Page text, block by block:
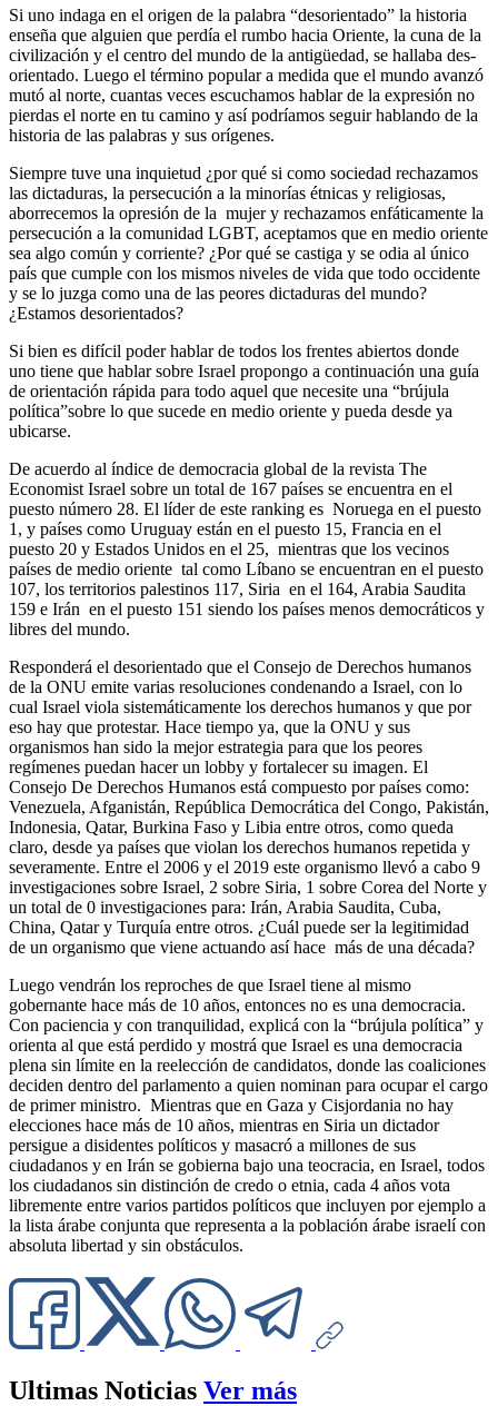
Si uno indaga en el origen de la palabra “desorientado” la historia
enseña que alguien que perdía el rumbo hacia Oriente, la cuna de la
civilización y el centro del mundo de la antigüedad, se hallaba des-
orientado. Luego el término popular a medida que el mundo avanzó
mutó al norte, cuantas veces escuchamos hablar de la expresión no
pierdas el norte en tu camino y así podríamos seguir hablando de la
historia de las palabras y sus orígenes.
Siempre tuve una inquietud ¿por qué si como sociedad rechazamos
las dictaduras, la persecución a la minorías étnicas y religiosas,
aborrecemos la opresión de la mujer y rechazamos enfáticamente la
persecución a la comunidad LGBT, aceptamos que en medio oriente
sea algo común y corriente? ¿Por qué se castiga y se odia al único
país que cumple con los mismos niveles de vida que todo occidente
y se lo juzga como una de las peores dictaduras del mundo?
¿Estamos desorientados?
Si bien es difícil poder hablar de todos los frentes abiertos donde
uno tiene que hablar sobre Israel propongo a continuación una guía
de orientación rápida para todo aquel que necesite una “brújula
política”sobre lo que sucede en medio oriente y pueda desde ya
ubicarse.
De acuerdo al índice de democracia global de la revista The
Economist Israel sobre un total de 167 países se encuentra en el
puesto número 28. El líder de este ranking es Noruega en el puesto
1, y países como Uruguay están en el puesto 15, Francia en el
puesto 20 y Estados Unidos en el 25, mientras que los vecinos
países de medio oriente tal como Líbano se encuentran en el puesto
107, los territorios palestinos 117, Siria en el 164, Arabia Saudita
159 e Irán en el puesto 151 siendo los países menos democráticos y
libres del mundo.
Responderá el desorientado que el Consejo de Derechos humanos
de la ONU emite varias resoluciones condenando a Israel, con lo
cual Israel viola sistemáticamente los derechos humanos y que por
eso hay que protestar. Hace tiempo ya, que la ONU y sus
organismos han sido la mejor estrategia para que los peores
regímenes puedan hacer un lobby y fortalecer su imagen. El
Consejo De Derechos Humanos está compuesto por países como:
Venezuela, Afganistán, República Democrática del Congo, Pakistán,
Indonesia, Qatar, Burkina Faso y Libia entre otros, como queda
claro, desde ya países que violan los derechos humanos repetida y
severamente. Entre el 2006 y el 2019 este organismo llevó a cabo 9
investigaciones sobre Israel, 2 sobre Siria, 1 sobre Corea del Norte y
un total de 0 investigaciones para: Irán, Arabia Saudita, Cuba,
China, Qatar y Turquía entre otros. ¿Cuál puede ser la legitimidad
de un organismo que viene actuando así hace más de una década?
Luego vendrán los reproches de que Israel tiene al mismo
gobernante hace más de 10 años, entonces no es una democracia.
Con paciencia y con tranquilidad, explicá con la “brújula política” y
orienta al que está perdido y mostrá que Israel es una democracia
plena sin límite en la reelección de candidatos, donde las coaliciones
deciden dentro del parlamento a quien nominan para ocupar el cargo
de primer ministro. Mientras que en Gaza y Cisjordania no hay
elecciones hace más de 10 años, mientras en Siria un dictador
persigue a disidentes políticos y masacró a millones de sus
ciudadanos y en Irán se gobierna bajo una teocracia, en Israel, todos
los ciudadanos sin distinción de credo o etnia, cada 4 años vota
libremente entre varios partidos políticos que incluyen por ejemplo a
la lista árabe conjunta que representa a la población árabe israelí con
absoluta libertad y sin obstáculos.
Ultimas Noticias Ver más